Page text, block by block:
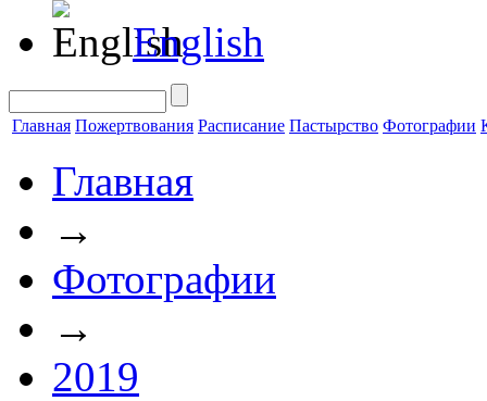
English
Главная Пожертвования Расписание Пастырство Фотографии
Главная
→
Фотографии
→
2019